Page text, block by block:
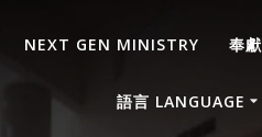
NEXT GEN MINISTRY 奉獻
語言 LANGUAGE